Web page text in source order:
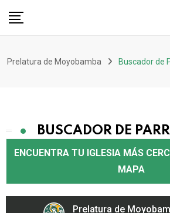
Prelatura de Moyobamba Buscador de
BUSCADOR DE
ENCUENTRA TU IGLESIA MÁS
MAPA